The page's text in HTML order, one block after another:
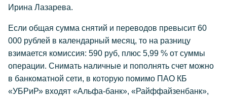
Ирина Лазарева.
Если общая сумма снятий и переводов превысит 60
000 рублей в календарный месяц, то на разницу
взимается комиссия: 590 руб, плюс 5,99 % от суммы
операции. Снимать наличные и пополнять счет можно
в банкоматной сети, в которую помимо ПАО КБ
«УБРиР» входят «Альфа-банк», «Райффайзенбанк»,